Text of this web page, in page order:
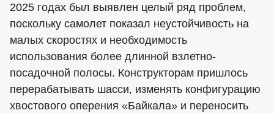
2025 годах был выявлен целый ряд проблем,
поскольку самолет показал неустойчивость на
малых скоростях и необходимость
использования более длинной взлетно-
посадочной полосы. Конструкторам пришлось
перерабатывать шасси, изменять конфигурацию
хвостового оперения «Байкала» и переносить